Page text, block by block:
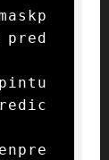
pred